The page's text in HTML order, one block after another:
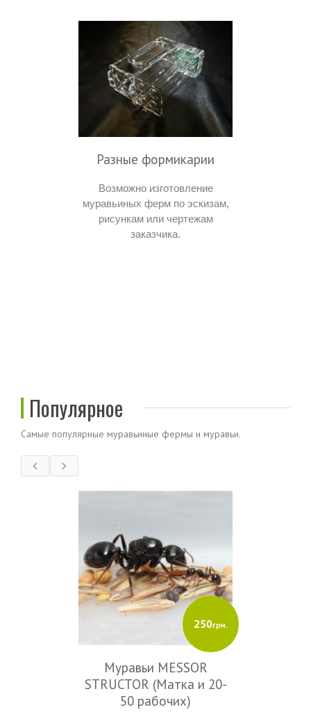
Разные формикарии
Возможно изготовление
муравьиных ферм по эскизам,
рисункам или чертежам
заказчика.
Популярное
Самые популярные муравьиные фермы и муравьи.
250грн.
Муравьи MESSOR
STRUCTOR (Матка и 20-
50 рабочих)